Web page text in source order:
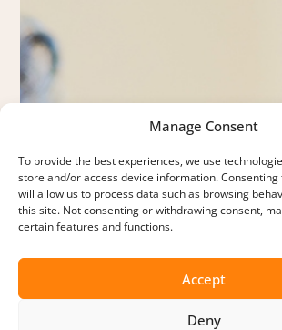
Manage Consent
To provide the best experiences, we use
store and/or access device information.
will allow us to process data such as browsing
this site. Not consenting or withdrawing consent,
certain features and functions.
Accept
Deny